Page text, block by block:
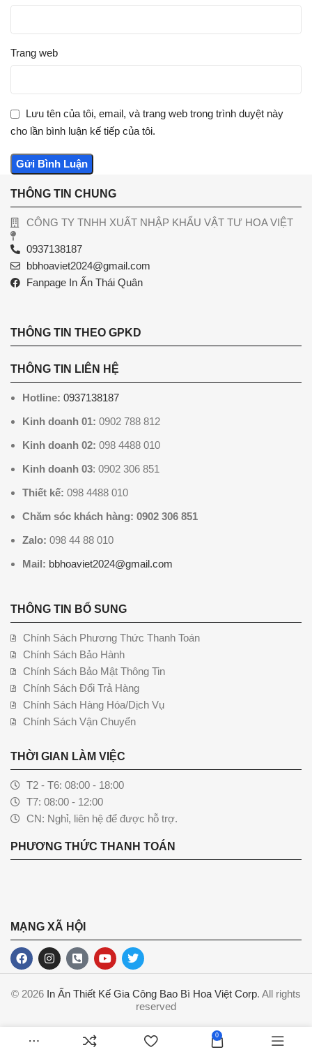
Trang web
Lưu tên của tôi, email, và trang web trong trình duyệt này
cho lần bình luận kế tiếp của tôi.
THÔNG TIN CHUNG
CÔNG TY TNHH XUẤT NHẬP KHẨU VẬT TƯ HOA VIỆT
0937138187
bbhoaviet2024@gmail.com
Fanpage In Ấn Thái Quân
THÔNG TIN THEO GPKD
THÔNG TIN LIÊN HỆ
Hotline: 0937138187
Kinh doanh 01: 0902 788 812
Kinh doanh 02: 098 4488 010
Kinh doanh 03: 0902 306 851
Thiết kế: 098 4488 010
Chăm sóc khách hàng: 0902 306 851
Zalo: 098 44 88 010
Mail: bbhoaviet2024@gmail.com
THÔNG TIN BỔ SUNG
Chính Sách Phương Thức Thanh Toán
Chính Sách Bảo Hành
Chính Sách Bảo Mật Thông Tin
Chính Sách Đổi Trả Hàng
Chính Sách Hàng Hóa/Dịch Vụ
Chính Sách Vận Chuyển
THỜI GIAN LÀM VIỆC
T2 - T6: 08:00 - 18:00
T7: 08:00 - 12:00
CN: Nghỉ, liên hệ để được hỗ trợ.
PHƯƠNG THỨC THANH TOÁN
MẠNG XÃ HỘI
© 2026 In Ấn Thiết Kế Gia Công Bao Bì Hoa Việt Corp. All rights
reserved
0